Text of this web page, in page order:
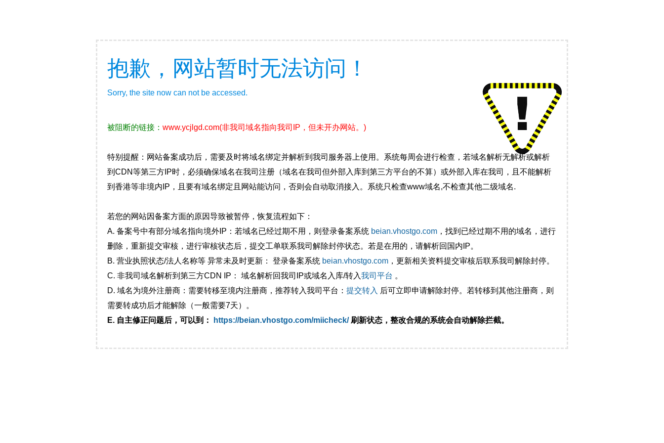
抱歉，网站暂时无法访问！
Sorry, the site now can not be accessed.
被阻断的链接： www.ycjlgd.com(非我司域名指向我司IP，但未开办网站。)
特别提醒：网站备案成功后，需要及时将域名绑定并解析到我司服务器上使用。系统每周会进行检查，若域名解析无解析或解析
到CDN等第三方IP时，必须确保域名在我司注册（域名在我司但外部入库到第三方平台的不算）或外部入库在我司，且不能解析
到香港等非境内IP，且要有域名绑定且网站能访问，否则会自动取消接入。系统只检查www域名,不检查其他二级域名.
若您的网站因备案方面的原因导致被暂停，恢复流程如下：
A. 备案号中有部分域名指向境外IP：若域名已经过期不用，则登录备案系统 beian.vhostgo.com ，找到已经过期不用的域名，进行
删除，重新提交审核，进行审核状态后，提交工单联系我司解除封停状态。若是在用的，请解析回国内IP。
B. 营业执照状态/法人名称等 异常未及时更新： 登录备案系统 beian.vhostgo.com ，更新相关资料提交审核后联系我司解除封停。
C. 非我司域名解析到第三方CDN IP： 域名解析回我司IP或域名入库/转入我司平台 。
D. 域名为境外注册商：需要转移至境内注册商，推荐转入我司平台： 提交转入 后可立即申请解除封停。若转移到其他注册商，则
需要转成功后才能解除（一般需要7天）。
E. 自主修正问题后，可以到：
https://beian.vhostgo.com/miicheck/刷新状态，整改合规的系统会自动解除拦截。